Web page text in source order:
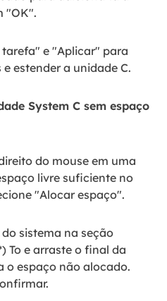
"OK".
tarefa" e "Aplicar" para
estender a unidade C.
System C sem espaço
do mouse em uma
livre suficiente no
"Alocar espaço".
sistema na seção
To e arraste o final da
o espaço não alocado.